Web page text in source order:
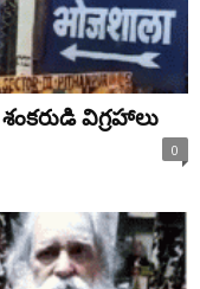
విగ్రహాలు
0